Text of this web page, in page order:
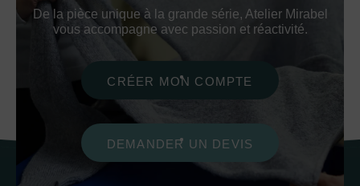
De la pièce unique à la grande série, Atelier Mirabel
vous accompagne avec passion et réactivité.
CRÉER MON COMPTE
DEMANDER UN DEVIS